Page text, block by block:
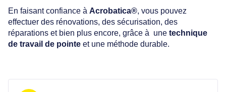
En faisant confiance à Acrobatica®, vous pouvez
effectuer des rénovations, des sécurisation, des
réparations et bien plus encore, grâce à une technique
de travail de pointe et une méthode durable.